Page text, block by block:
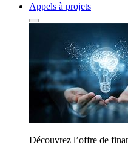
Appels à projets
Découvrez l’offre de